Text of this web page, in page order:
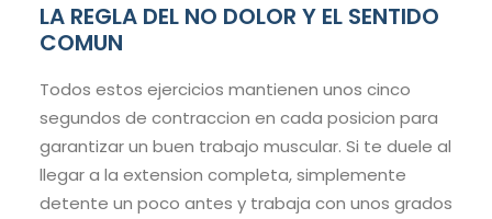
LA REGLA DEL NO DOLOR Y EL SENTIDO
COMUN
Todos estos ejercicios mantienen unos cinco
segundos de contraccion en cada posicion para
garantizar un buen trabajo muscular. Si te duele al
llegar a la extension completa, simplemente
detente un poco antes y trabaja con unos grados